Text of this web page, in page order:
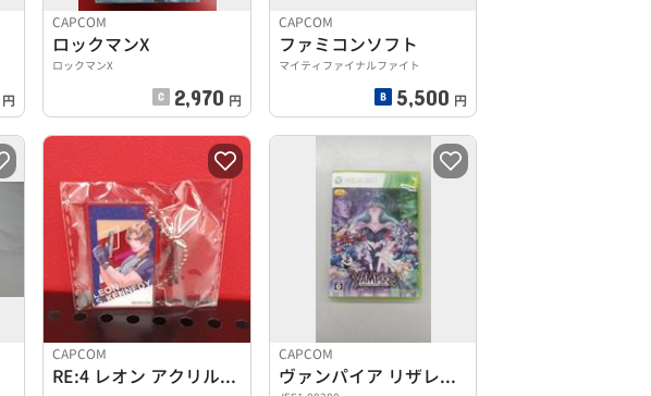
円
CAPCOM
ロックマンX
ロックマンX
2,970 円
CAPCOM
ファミコンソフト
マイティファイナルファイト
5,500 円
CAPCOM
RE:4 レオン アクリルキーホルダー
CAPCOM
ヴァンパイア リザレクション